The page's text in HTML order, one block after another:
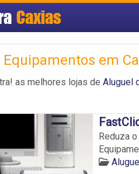
Caxias
em
as melhores lojas de Aluguel
Reduza